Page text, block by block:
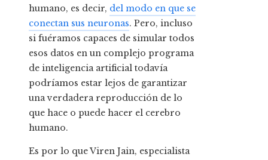
humano, es decir, del modo en que se
conectan sus neuronas. Pero, incluso
si fuéramos capaces de simular todos
esos datos en un complejo programa
de inteligencia artificial todavía
podríamos estar lejos de garantizar
una verdadera reproducción de lo
que hace o puede hacer el cerebro
humano.
Es por lo que Viren Jain, especialista